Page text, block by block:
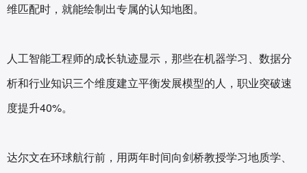
维匹配时，就能绘制出专属的认知地图。
人工智能工程师的成长轨迹显示，那些在机器学习、数据分
析和行业知识三个维度建立平衡发展模型的人，职业突破速
度提升40%。
达尔文在环球航行前，用两年时间向剑桥教授学习地质学、